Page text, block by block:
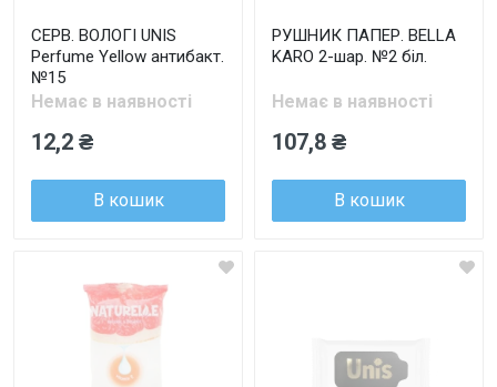
СЕРВ. ВОЛОГІ UNIS
Perfume Yellow антибакт.
№15
Немає в наявності
12,2 ₴
В кошик
РУШНИК ПАПЕР. BELLA
KARO 2-шар. №2 біл.
Немає в наявності
107,8 ₴
В кошик